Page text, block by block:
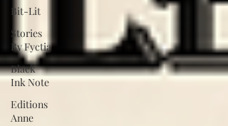
Bit-Lit
Stories
By Fyctia
Black
Ink Note
Editions
Anne